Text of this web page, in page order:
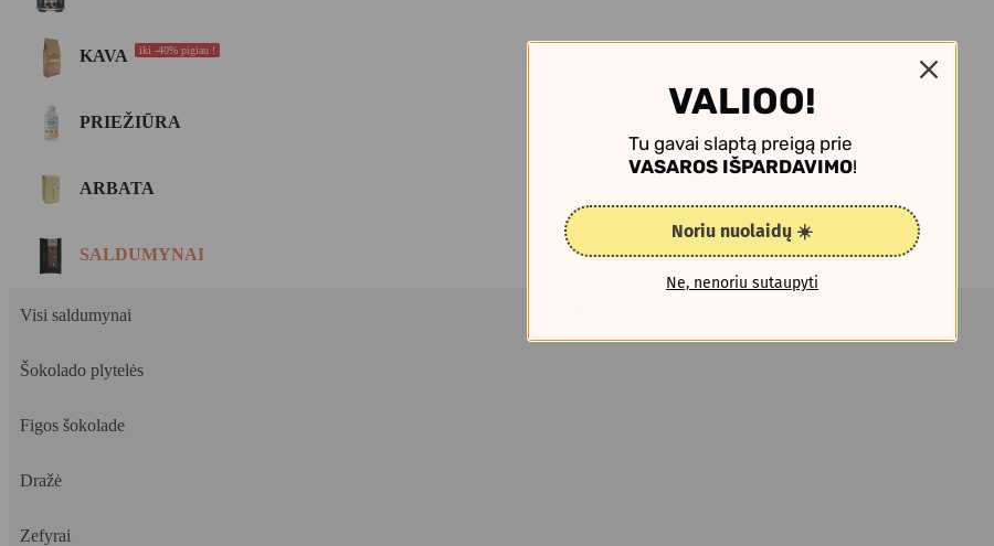
KAVA iki -40% pigiau !
PRIEŽIŪRA
ARBATA
SALDUMYNAI
Visi saldumynai
Šokolado plytelės
Figos šokolade
Dražė
Zefyrai
VALIOO!
Tu gavai slaptą preigą prie
VASAROS IŠPARDAVIMO!
Noriu nuolaidų ☀️
Ne, nenoriu sutaupyti